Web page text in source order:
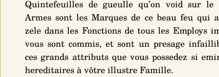
Quintefeuilles de gueulle qu’on void sur
Armes sont les Marques de ce beau feu qui
zele dans les Fonctions de tous les Employs
vous sont commis, et sont un presage
ces grands attributs que vous possedez si
hereditaires à vôtre illustre Famille.